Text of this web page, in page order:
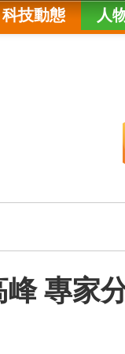
科技動態 人
專家